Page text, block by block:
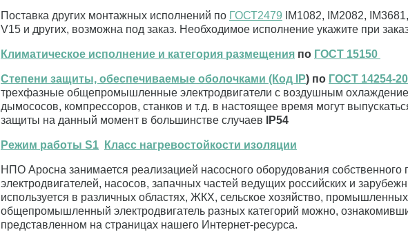
Поставка других монтажных исполнений по ГОСТ2479 IM1082, IM2082,
V15 и других, возможна под заказ. Необходимое исполнение укажите при
Климатическое исполнение и категория размещения по ГОСТ 15150
Степени защиты, обеспечиваемые оболочками (Код IP) по ГОСТ 14254-
трехфазные общепромышленные электродвигатели с воздушным
дымососов, компрессоров, станков и т.д. в настоящее время могут
защиты на данный момент в большинстве случаев
IP54
Режим работы S1 Класс нагревостойкости изоляции
НПО Аросна занимается реализацией насосного оборудования собственного
электродвигателей, насосов, запачных частей ведущих российских и
используется в различных областях, ЖКХ, сельское хозяйство,
общепромышленный электродвигатель разных категорий можно,
представленном на страницах нашего Интернет-ресурса.